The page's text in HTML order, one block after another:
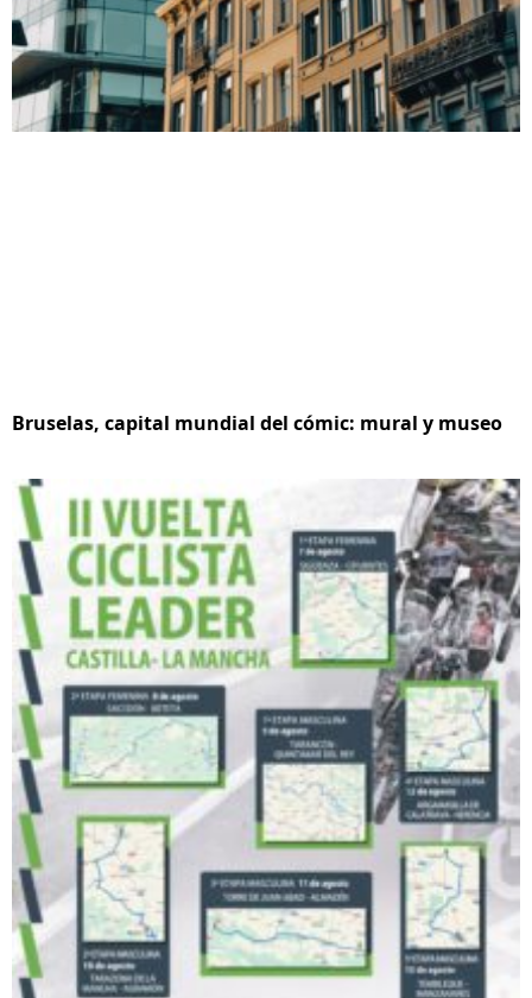
Bruselas, capital mundial del cómic: mural y museo